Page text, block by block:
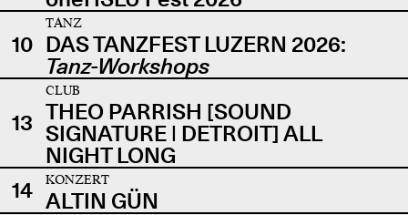
10
TANZ
DAS TANZFEST LUZERN 2026:
Tanz-Workshops
13
CLUB
THEO PARRISH [SOUND
SIGNATURE | DETROIT] ALL
NIGHT LONG
14
KONZERT
ALTIN GÜN